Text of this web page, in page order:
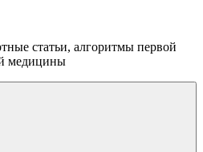
статьи, алгоритмы первой
медицины